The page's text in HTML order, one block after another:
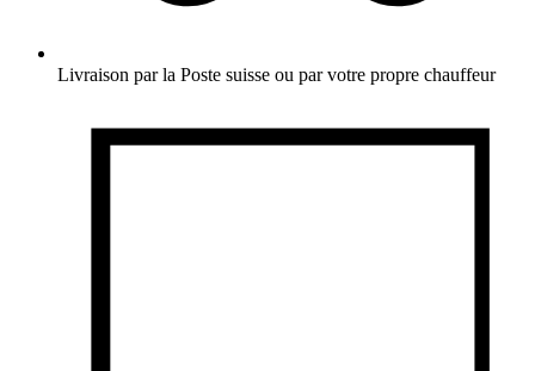
Livraison par la Poste suisse ou par votre propre chauffeur